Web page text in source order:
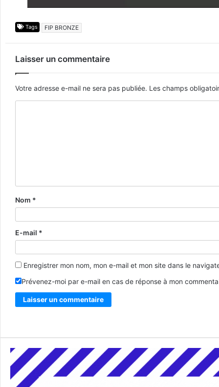
Tags FIP BRONZE
Laisser un commentaire
Votre adresse e-mail ne sera pas publiée. Les champs
Nom *
E-mail *
Enregistrer mon nom, mon e-mail et mon site dans le
Prévenez-moi par e-mail en cas de réponse à mon